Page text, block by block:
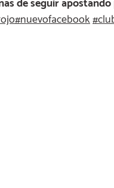
de seguir
#nuevofacebook#